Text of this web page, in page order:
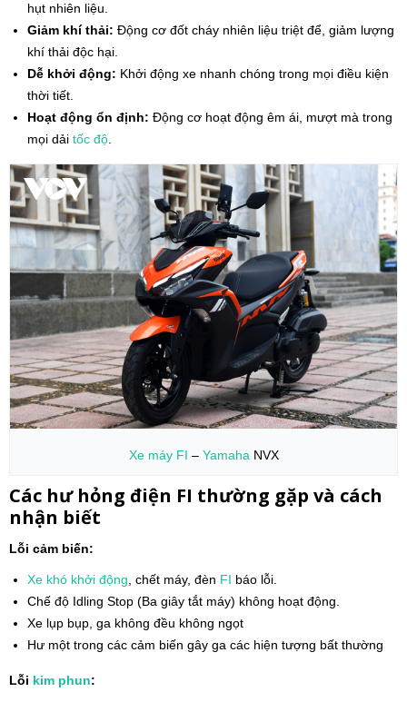
hụt nhiên liệu.
Giảm khí thải: Động cơ đốt cháy nhiên liệu triệt để, giảm lượng
khí thải độc hại.
Dễ khởi động: Khởi động xe nhanh chóng trong mọi điều kiện
thời tiết.
Hoạt động ổn định: Động cơ hoạt động êm ái, mượt mà trong
mọi dải tốc độ.
Xe máy FI – Yamaha NVX
Các hư hỏng điện FI thường gặp và cách
nhận biết
Lỗi cảm biến:
Xe khó khởi động , chết máy, đèn FI báo lỗi.
Chế độ Idling Stop (Ba giây tắt máy) không hoạt động.
Xe lụp bụp, ga không đều không ngọt
Hư một trong các cảm biến gây ga các hiện tượng bất thường
Lỗi kim phun: